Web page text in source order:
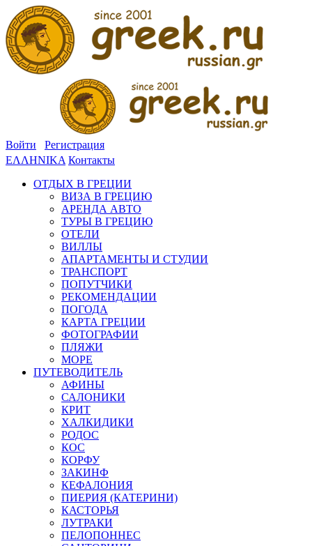
Войти
Регистрация
ΕΛΛΗΝΙΚΑ Контакты
ОТДЫХ В ГРЕЦИИ
ВИЗА В ГРЕЦИЮ
АРЕНДА АВТО
ТУРЫ В ГРЕЦИЮ
ОТЕЛИ
ВИЛЛЫ
АПАРТАМЕНТЫ И СТУДИИ
ТРАНСПОРТ
ПОПУТЧИКИ
РЕКОМЕНДАЦИИ
ПОГОДА
КАРТА ГРЕЦИИ
ФОТОГРАФИИ
ПЛЯЖИ
МОРЕ
ПУТЕВОДИТЕЛЬ
АФИНЫ
САЛОНИКИ
КРИТ
ХАЛКИДИКИ
РОДОС
КОС
КОРФУ
ЗАКИНФ
КЕФАЛОНИЯ
ПИЕРИЯ (КАТЕРИНИ)
КАСТОРЬЯ
ЛУТРАКИ
ПЕЛОПОННЕС